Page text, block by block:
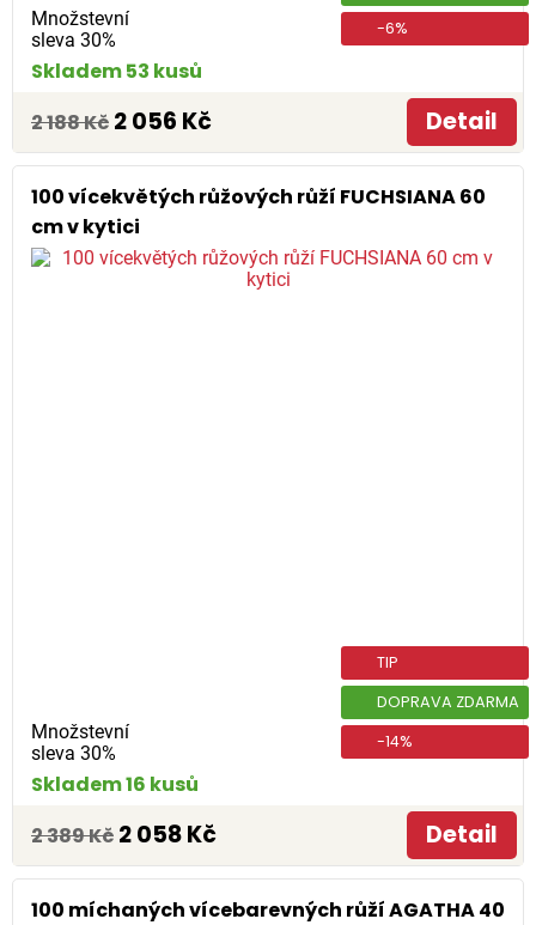
Množstevní
sleva 30%
-6%
Skladem 53 kusů
2 188 Kč 2 056 Kč Detail
100 vícekvětých růžových růží FUCHSIANA 60
cm v kytici
Množstevní
sleva 30%
TIP
DOPRAVA ZDARMA
-14%
Skladem 16 kusů
2 389 Kč 2 058 Kč Detail
100 míchaných vícebarevných růží AGATHA 40